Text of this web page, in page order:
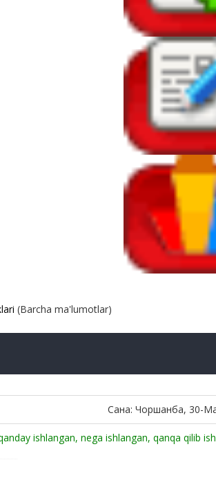
(Barcha ma'lumotlar)
Сана: Чоршанба, 30-
ishlangan, nega ishlangan, qanqa qilib